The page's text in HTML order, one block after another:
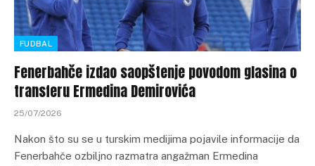
FUDBAL
Fenerbahče izdao saopštenje povodom glasina o
transferu Ermedina Demirovića
25/07/2026
Nakon što su se u turskim medijima pojavile informacije da
Fenerbahče ozbiljno razmatra angažman Ermedina